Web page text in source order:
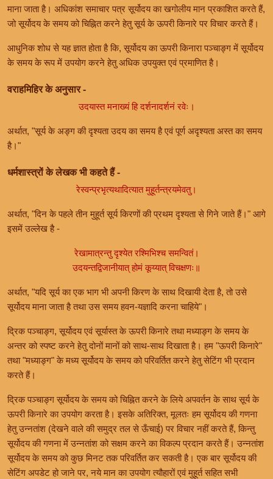
माना जाता है। अधिकांश समाचार पत्र सूर्योदय का खगोलीय मान प्रकाशित करते हैं,
जो सूर्योदय के समय को चिह्नित करने हेतु सूर्य के ऊपरी किनारे पर विचार करते हैं।
आधुनिक शोध से यह ज्ञात होता है कि, सूर्योदय का ऊपरी किनारा पञ्चाङ्ग में सूर्योदय
के समय के रूप में उपयोग करने हेतु अधिक उपयुक्त एवं प्रमाणित है।
वराहमिहिर के अनुसार -
उदयास्त मनाख्यं हि दर्शनादर्शनं रवेः।
अर्थात, "सूर्य के अङ्ग की दृश्यता उदय का समय है एवं पूर्ण अदृश्यता अस्त का समय
है।"
धर्मशास्त्रों के लेखक भी कहते हैं -
रेस्वन्प्रभृत्यथादित्यात मुहूर्तन्त्रयमेवतु।
अर्थात, "दिन के पहले तीन मुहूर्त सूर्य किरणों की प्रथम दृश्यता से गिने जाते हैं।" आगे
इसमें उल्लेख है -
रेखामात्रन्तु दृश्येत रश्मिभिश्च समन्वितं।
उदयन्तद्विजानीयात् होमं कूय्यात् विचक्षणः॥
अर्थात, "यदि सूर्य का एक भाग भी अपनी किरण के साथ दिखायी देता है, तो उसे
सूर्योदय माना जाता है तथा उस समय हवन-यज्ञादि करना चाहिये"।
द्रिक पञ्चाङ्ग, सूर्योदय एवं सूर्यास्त के ऊपरी किनारे तथा मध्याङ्ग के समय के
अन्तर को स्पष्ट करने हेतु दोनों मानों को साथ-साथ दिखाता है। हम "ऊपरी किनारे"
तथा "मध्याङ्ग" के मध्य सूर्योदय के समय को परिवर्तित करने हेतु सेटिंग भी प्रदान
करते हैं।
द्रिक पञ्चाङ्ग सूर्योदय के समय को चिह्नित करने के लिये अपवर्तन के साथ सूर्य के
ऊपरी किनारे का उपयोग करता है। इसके अतिरिक्त, मूलतः हम सूर्योदय की गणना
हेतु उन्नतांश (देखने वाले की समुद्र तल से ऊँचाई) पर विचार नहीं करते हैं, किन्तु
सूर्योदय की गणना में उन्नतांश को सक्षम करने का विकल्प प्रदान करते हैं। उन्नतांश
सूर्योदय के समय को कुछ मिनट तक परिवर्तित कर सकती है। एक बार सूर्योदय की
सेटिंग अपडेट हो जाने पर, नये मान का उपयोग त्यौहारों एवं मुहूर्त सहित सभी